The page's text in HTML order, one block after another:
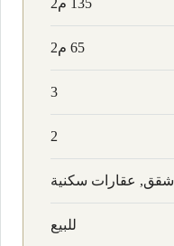
135 م2
65 م2
3
2
شقق, عقارات سكنية
للبيع